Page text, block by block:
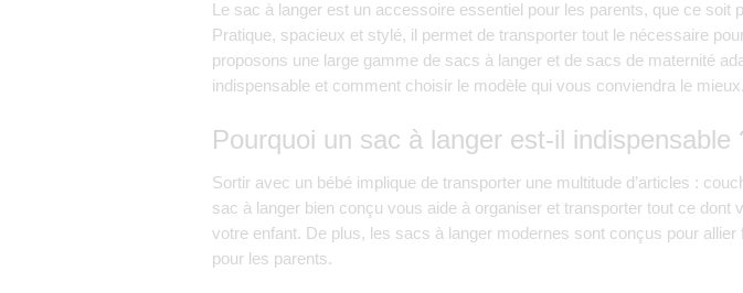
Le sac à langer est un accessoire essentiel pour les parents, que ce
Pratique, spacieux et stylé, il permet de transporter tout le nécessaire
proposons une large gamme de sacs à langer et de sacs de maternité
indispensable et comment choisir le modèle qui vous conviendra le mieux.
Pourquoi un sac à langer est-il indispensable
Sortir avec un bébé implique de transporter une multitude d’articles :
sac à langer bien conçu vous aide à organiser et transporter tout ce
votre enfant. De plus, les sacs à langer modernes sont conçus pour
pour les parents.